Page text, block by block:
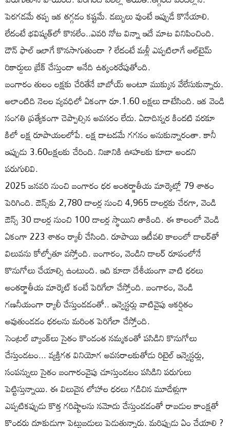
పెరగడమే తప్ప ఇక తగ్గడం కష్టమే. డబ్బులు వుంటే ఇప్పుడే కొనేయాలి.
లేదంటే భవిష్యత్‌లో కొనలేం..ఎవరి నోట విన్నా ఇదే మాట వినిపించింది.
డౌన్ ఫాల్ ఇలాగే కొనసాగుతుందా ? లేదంటే మళ్లీ ఎప్పటిలాగే ఆల్‌టైమ్
రికార్డులు బ్రేక్ చేస్తుందా అనేది ఉత్కంఠరేపుతోంది.
బంగారం తులం లక్షకు చేరితేనే బాబోయ్ అంటూ ముక్కున వేలేసుకున్నారు.
అలాంటిది నెలల వ్యవధిలో ఏకంగా రూ.1.60 లక్షలు దాటేసింది. ఇక వెండి
సంగతి ప్రత్యేకంగా చెప్పాల్సిన అవసరం లేదు. ఏడాదిన్నర కిందటి వరకూ
కిలో లక్ష రూపాయలలోపే. లక్ష దాటడమే గగనం అనుకున్నారంతా. కానీ
ఇప్పుడు 3.60లక్షలకు చేరింది. నిజానికి ఊహలకు కూడా అందని
పరుగులివి.
2025 జనవరి నుంచి బంగారం ధర అంతర్జాతీయ మార్కెట్లో 79 శాతం
పెరిగింది. ఔన్స్‌కు 2,780 డాలర్ల నుంచి 4,965 డాలర్లకు చేరగా, వెండి
ఔన్స్‌ 30 డాలర్ల నుంచి 100 డాలర్ల స్థాయిని తాకింది. ఈ కాలంలో వెండి
ఏకంగా 223 శాతం ర్యాలీ చేసింది. రూపాయి ఇటీవలి కాలంలో డాలర్‌తో
విలువను కోల్పోతూ వస్తోంది. బంగారం, వెండిని డాలర్‌ రూపంలోనే
కొనుగోలు చేయాల్సి ఉంటుంది. ఇది కూడా దేశీయంగా వాటి ధరలు
అంతర్జాతీయ మార్కెట్‌ కంటే పెరిగేలా చేస్తోంది. బంగారం, వెండి
గణనీయంగా ర్యాలీ చేస్తుండడంతో.. ఇన్వెస్టర్లు వాటివైపు ఆకర్షితం
అవుతుండడం ధరలను మరింత పెరిగేలా చేస్తోంది.
సెంట్రల్‌ బ్యాంక్‌లు సైతం కొండంత నమ్మకంతో పసిడిని కొనుగోలు
చేస్తుండటం... వ్యక్తిగత వినియోగ అవసరాలకుతోడు రిటైల్‌ ఇన్వెస్టర్లు,
సంపన్నులు సైతం బంగారంవైపు చూస్తుండటం పసిడిని పరుగులు
పెట్టిస్తున్నాయి. ఈ విలువైన లోహాల ధరలు గడిచిన మూడేళ్లుగా
ఎప్పటికప్పుడు కొత్త గరిష్టాలను నమోదు చేస్తుండడంతో రాబడుల కాంక్షతో
కొందరు దూకుడుగా పెట్టుబడులు పెడుతున్నారు. మరిప్పుడు ఏం చేయాలి ?